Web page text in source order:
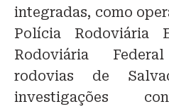
integradas, como
Polícia Rodoviária
Rodoviária
rodovias de
investigações